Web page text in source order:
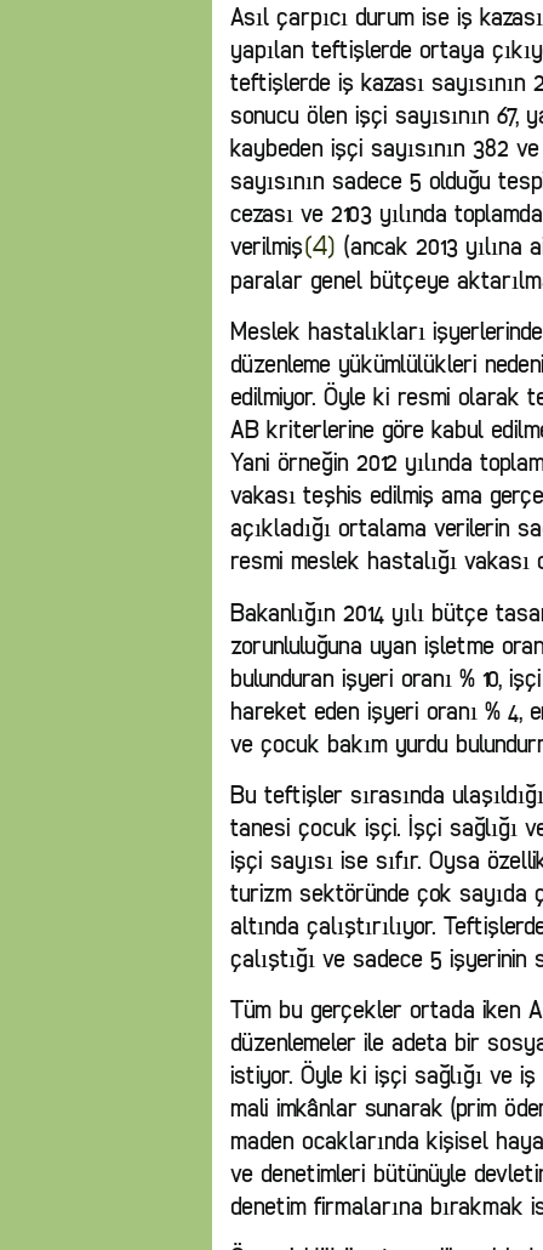
Asıl çarpıcı durum ise iş
yapılan teftişlerde ortaya
teftişlerde iş kazası sayısının
sonucu ölen işçi sayısının 67,
kaybeden işçi sayısının 382
sayısının sadece 5 olduğu
cezası ve 2103 yılında
verilmiş[4] (ancak 2013 yılına
paralar genel bütçeye
Meslek hastalıkları
düzenleme yükümlülükleri
edilmiyor. Öyle ki resmi olarak
AB kriterlerine göre kabul
Yani örneğin 2012 yılında
vakası teşhis edilmiş ama
açıkladığı ortalama verilerin
resmi meslek hastalığı
Bakanlığın 2014 yılı bütçe
zorunluluğuna uyan işletme
bulunduran işyeri oranı % 10,
hareket eden işyeri oranı % 4,
ve çocuk bakım yurdu
Bu teftişler sırasında
tanesi çocuk işçi. İşçi sağlığı
işçi sayısı ise sıfır. Oysa
turizm sektöründe çok sayıda
altında çalıştırılıyor.
çalıştığı ve sadece 5 işyerinin
Tüm bu gerçekler ortada iken
düzenlemeler ile adeta bir
istiyor. Öyle ki işçi sağlığı ve
mali imkânlar sunarak (prim
maden ocaklarında kişisel
ve denetimleri bütünüyle
denetim firmalarına bırakmak